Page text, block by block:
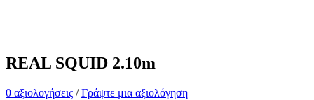
REAL SQUID 2.10m
0 αξιολογήσεις /Γράψτε μια αξιολόγηση